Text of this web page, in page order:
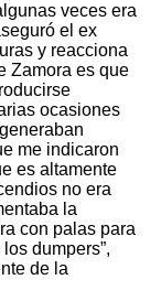
veces era
el ex
y reacciona
Zamora es que
ocasiones
me indicaron
es altamente
no era
la
con palas para
dumpers”,
de la